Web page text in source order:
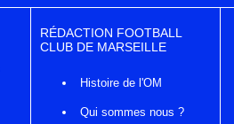
RÉDACTION FOOTBALL
CLUB DE MARSEILLE
Histoire de l'OM
Qui sommes nous ?